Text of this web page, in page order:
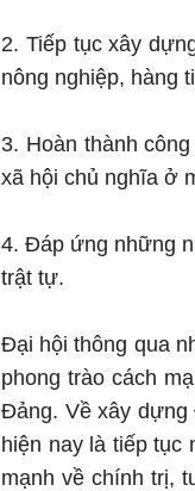
2. Tiếp tục xây
nông nghiệp, hàng
3. Hoàn thành
xã hội chủ nghĩa ở
4. Đáp ứng những
trật tự.
Đại hội thông qua
phong trào cách
Đảng. Về xây dựng
hiện nay là tiếp tục
mạnh về chính trị,